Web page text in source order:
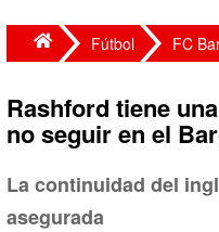
Fútbol FC
Rashford tiene
no seguir en el
La continuidad del
asegurada